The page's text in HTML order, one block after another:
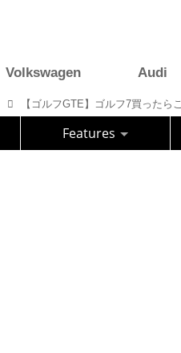
Volkswagen Audi
Features